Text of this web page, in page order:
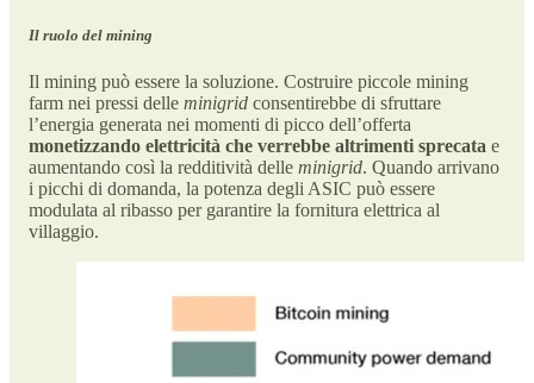
Il ruolo del mining
Il mining può essere la soluzione. Costruire piccole mining
farm nei pressi delle minigrid consentirebbe di sfruttare
l’energia generata nei momenti di picco dell’offerta
monetizzando elettricità che verrebbe altrimenti sprecata e
aumentando così la redditività delle minigrid. Quando arrivano
i picchi di domanda, la potenza degli ASIC può essere
modulata al ribasso per garantire la fornitura elettrica al
villaggio.